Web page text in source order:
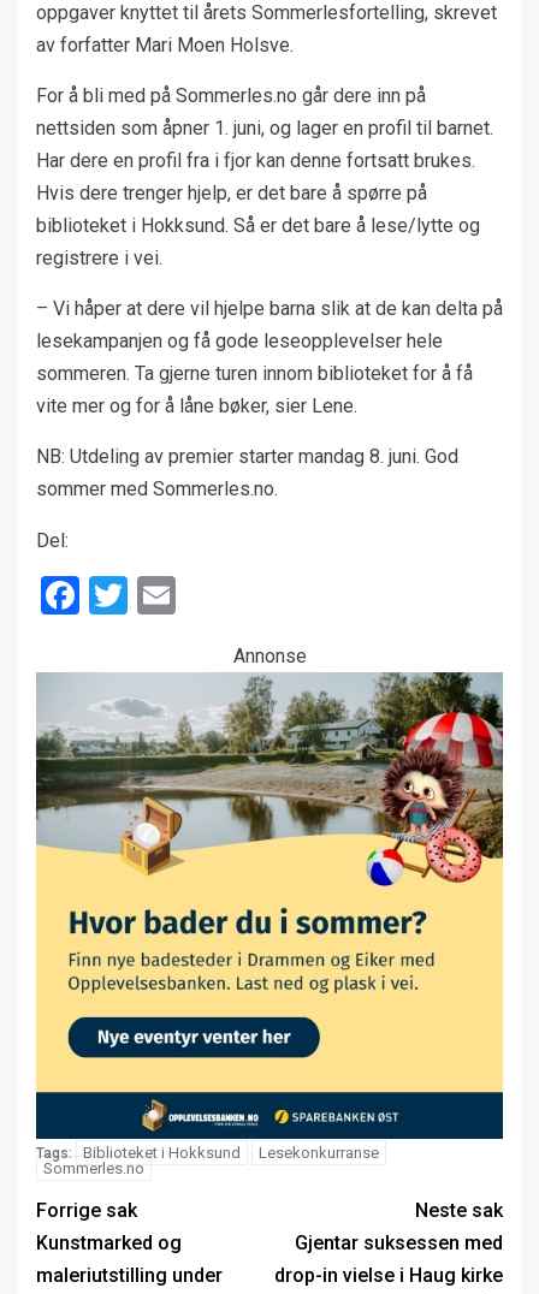
oppgaver knyttet til årets Sommerlesfortelling, skrevet
av forfatter Mari Moen Holsve.
For å bli med på Sommerles.no går dere inn på
nettsiden som åpner 1. juni, og lager en profil til barnet.
Har dere en profil fra i fjor kan denne fortsatt brukes.
Hvis dere trenger hjelp, er det bare å spørre på
biblioteket i Hokksund. Så er det bare å lese/lytte og
registrere i vei.
– Vi håper at dere vil hjelpe barna slik at de kan delta på
lesekampanjen og få gode leseopplevelser hele
sommeren. Ta gjerne turen innom biblioteket for å få
vite mer og for å låne bøker, sier Lene.
NB: Utdeling av premier starter mandag 8. juni. God
sommer med Sommerles.no.
Del:
Facebook
Twitter
Annonse
Tags: Biblioteket i Hokksund
Lesekonkurranse
Sommerles.no
Forrige sak
Kunstmarked og
maleriutstilling under
Neste sak
Gjentar suksessen med
drop-in vielse i Haug kirke